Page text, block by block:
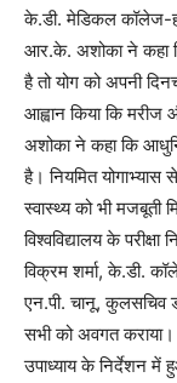
के.डी. मेडिकल कॉलेज-
आर.के. अशोका ने कहा
है तो योग को अपनी
आह्वान किया कि
अशोका ने कहा कि
है। नियमित
स्वास्थ्य को भी मजबूती
विश्वविद्यालय के
विक्रम शर्मा, के.डी.
एन.पी. चानू, कुलसचिव
सभी को अवगत कराया।
उपाध्याय के निर्देशन